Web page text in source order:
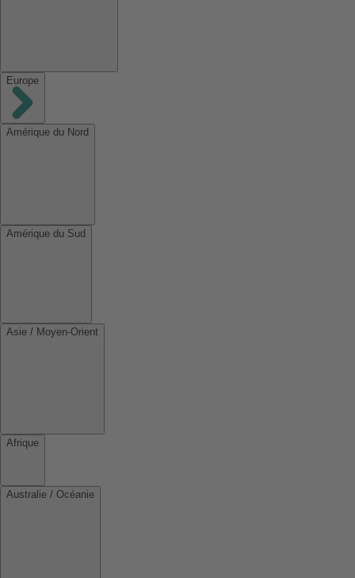
Europe
Amérique du Nord
Amérique du Sud
Asie / Moyen-Orient
Afrique
Australie / Océanie